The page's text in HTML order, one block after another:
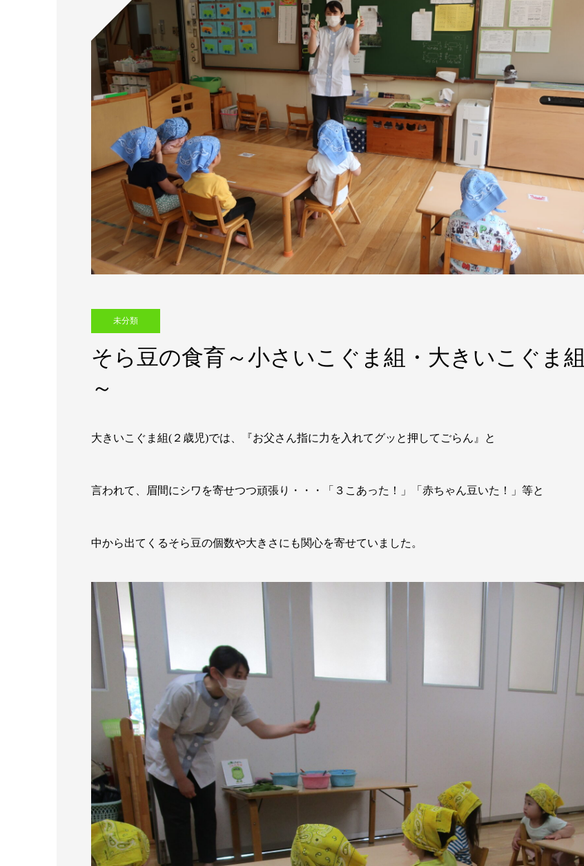
未分類
そら豆の食育～小さいこぐま組・大きいこぐま組
～
大きいこぐま組(２歳児)では、『お父さん指に力を入れてグッと押してごらん』と
言われて、眉間にシワを寄せつつ頑張り・・・「３こあった！」「赤ちゃん豆いた！」等と
中から出てくるそら豆の個数や大きさにも関心を寄せていました。